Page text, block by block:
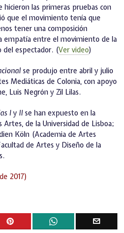
las primeras pruebas con
que el movimiento tenía que
tener una composición
empatía entre el movimiento de la
del espectador. (Ver video)
se produjo entre abril y julio
Mediáticas de Colonia, con apoyo
Luis Negrón y Zil Lilas.
Iy II se han expuesto en la
Artes, de la Universidad de Lisboa;
Köln (Academia de Artes
de Artes y Diseño de la
2017)